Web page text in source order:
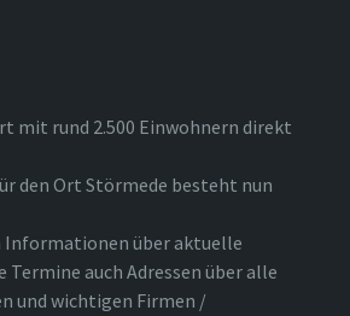
mit rund 2.500 Einwohnern direkt
den Ort Störmede besteht nun
Informationen über aktuelle
Termine auch Adressen über alle
und wichtigen Firmen /